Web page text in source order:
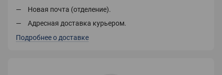
Новая почта (отделение).
Адресная доставка курьером.
Подробнее о доставке